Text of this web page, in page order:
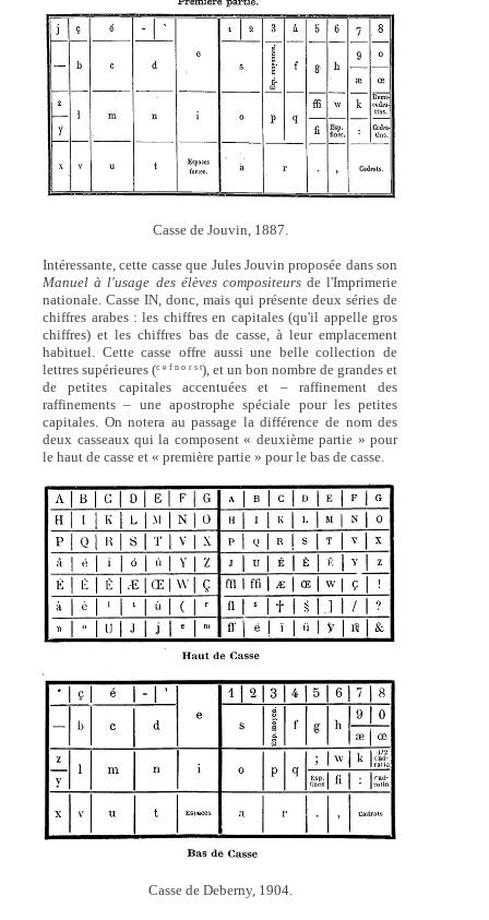
Casse de Jouvin, 1887.
Intéressante, cette casse que Jules Jouvin proposée dans son
Manuel à l'usage des élèves compositeursde l'Imprimerie
nationale. Casse IN, donc, mais qui présente deux séries de
chiffres arabes : les chiffres en capitales (qu'il appelle gros
chiffres) et les chiffres bas de casse, à leur emplacement
habituel. Cette casse offre aussi une belle collection de
lettres supérieures (c e f n o r s t), et un bon nombre de grandes et
de petites capitales accentuées et – raffinement des
raffinements – une apostrophe spéciale pour les petites
capitales. On notera au passage la différence de nom des
deux casseaux qui la composent « deuxième partie » pour
le haut de casse et « première partie » pour le bas de casse.
Casse de Deberny, 1904.